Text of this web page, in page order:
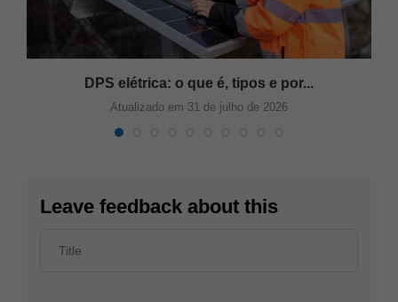
DPS elétrica: o que é, tipos e por...
Atualizado em 31 de julho de 2026
Leave feedback about this